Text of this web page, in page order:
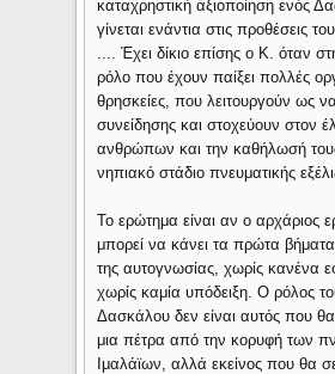
καταχρηστική αξιοποίηση ενός
γίνεται ενάντια στις προθέσεις
.... Έχει δίκιο επίσης ο Κ. όταν
ρόλο που έχουν παίξει πολλές
θρησκείες, που λειτουργούν ως
συνείδησης και στοχεύουν στον
ανθρώπων και την καθήλωσή
νηπιακό στάδιο πνευματικής
Το ερώτημα είναι αν ο αρχάριος
μπορεί να κάνει τα πρώτα
της αυτογνωσίας, χωρίς κανένα
χωρίς καμία υπόδειξη. Ο ρόλος
Δασκάλου δεν είναι αυτός που θα
μια πέτρα από την κορυφή των
Ιμαλάϊων, αλλά εκείνος που θα